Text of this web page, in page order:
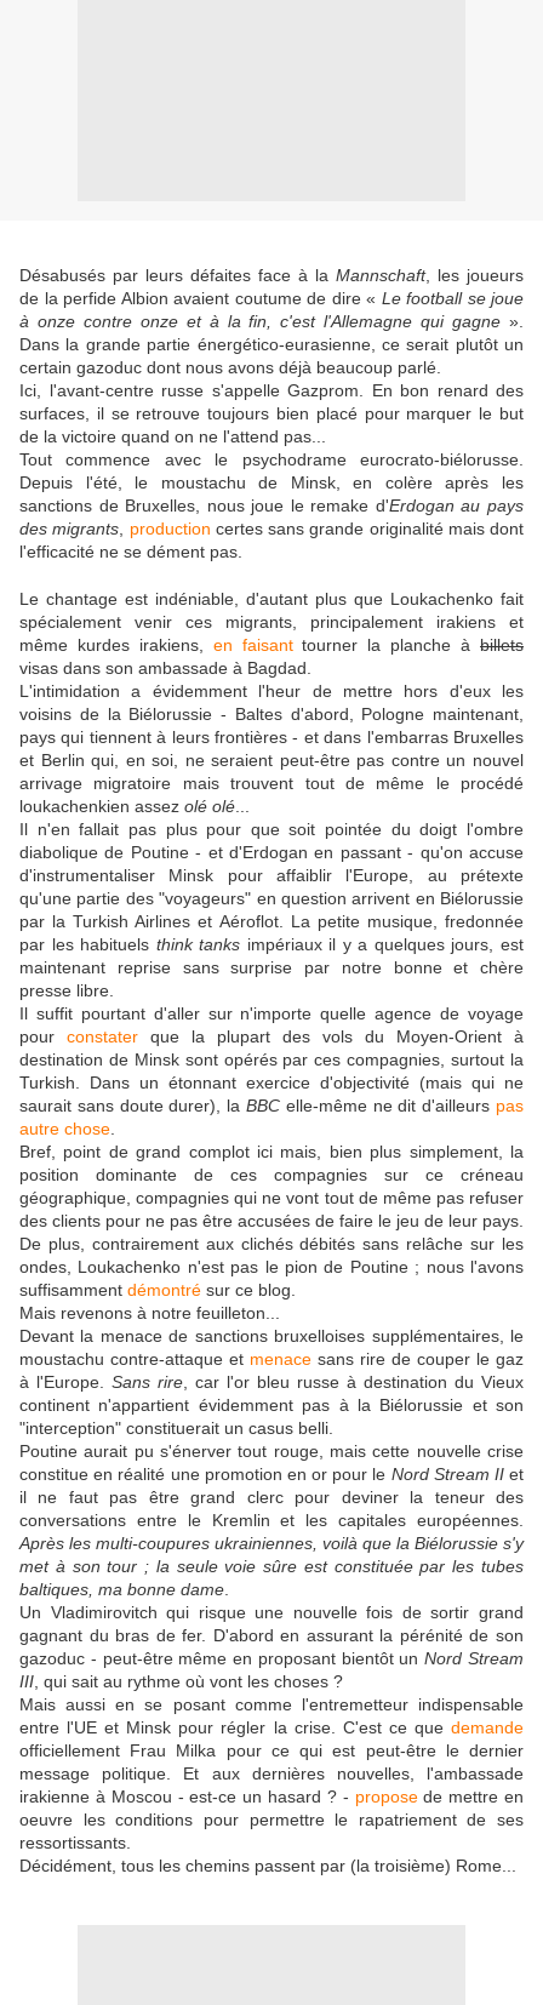
Désabusés par leurs défaites face à la Mannschaft, les joueurs
de la perfide Albion avaient coutume de dire « Le football se joue
à onze contre onze et à la fin, c'est l'Allemagne qui gagne ».
Dans la grande partie énergético-eurasienne, ce serait plutôt un
certain gazoduc dont nous avons déjà beaucoup parlé.
Ici, l'avant-centre russe s'appelle Gazprom. En bon renard des
surfaces, il se retrouve toujours bien placé pour marquer le but
de la victoire quand on ne l'attend pas...
Tout commence avec le psychodrame eurocrato-biélorusse.
Depuis l'été, le moustachu de Minsk, en colère après les
sanctions de Bruxelles, nous joue le remake d'Erdogan au pays
des migrants
production certes sans grande originalité mais dont
l'efficacité ne se dément pas.
Le chantage est indéniable, d'autant plus que Loukachenko fait
spécialement venir ces migrants, principalement irakiens et
même kurdes irakiens, en faisanttourner la planche àbillets
visas dans son ambassade à Bagdad.
L'intimidation a évidemment l'heur de mettre hors d'eux les
voisins de la Biélorussie - Baltes d'abord, Pologne maintenant,
pays qui tiennent à leurs frontières - et dans l'embarras Bruxelles
et Berlin qui, en soi, ne seraient peut-être pas contre un nouvel
arrivage migratoire mais trouvent tout de même le procédé
loukachenkien assez olé olé
Il n'en fallait pas plus pour que soit pointée du doigt l'ombre
diabolique de Poutine - et d'Erdogan en passant - qu'on accuse
d'instrumentaliser Minsk pour affaiblir l'Europe, au prétexte
qu'une partie des "voyageurs" en question arrivent en Biélorussie
par la Turkish Airlines et Aéroflot. La petite musique, fredonnée
par les habituels think tanks impériaux il y a quelques jours, est
maintenant reprise sans surprise par notre bonne et chère
presse libre.
Il suffit pourtant d'aller sur n'importe quelle agence de voyage
pour constater que la plupart des vols du Moyen-Orient à
destination de Minsk sont opérés par ces compagnies, surtout la
Turkish. Dans un étonnant exercice d'objectivité (mais qui ne
saurait sans doute durer), la BBC elle-même ne dit d'ailleurs pas
autre chose
Bref, point de grand complot ici mais, bien plus simplement, la
position dominante de ces compagnies sur ce créneau
géographique, compagnies qui ne vont tout de même pas refuser
des clients pour ne pas être accusées de faire le jeu de leur pays.
De plus, contrairement aux clichés débités sans relâche sur les
ondes, Loukachenko n'est pas le pion de Poutine ; nous l'avons
suffisamment démontré sur ce blog.
Mais revenons à notre feuilleton...
Devant la menace de sanctions bruxelloises supplémentaires, le
moustachu contre-attaque et menace sans rire de couper le gaz
à l'Europe. Sans rire , car l'or bleu russe à destination du Vieux
continent n'appartient évidemment pas à la Biélorussie et son
"interception" constituerait un casus belli.
Poutine aurait pu s'énerver tout rouge, mais cette nouvelle crise
constitue en réalité une promotion en or pour le Nord Stream IIet
il ne faut pas être grand clerc pour deviner la teneur des
conversations entre le Kremlin et les capitales européennes.
Après les multi-coupures ukrainiennes, voilà que la Biélorussie s'y
met à son tour ; la seule voie sûre est constituée par les tubes
baltiques, ma bonne dame
Un Vladimirovitch qui risque une nouvelle fois de sortir grand
gagnant du bras de fer. D'abord en assurant la pérénité de son
gazoduc - peut-être même en proposant bientôt unNord Stream
III , qui sait au rythme où vont les choses ?
Mais aussi en se posant comme l'entremetteur indispensable
entre l'UE et Minsk pour régler la crise. C'est ce que demande
officiellement Frau Milka pour ce qui est peut-être le dernier
message politique. Et aux dernières nouvelles, l'ambassade
irakienne à Moscou - est-ce un hasard ? - proposede mettre en
oeuvre les conditions pour permettre le rapatriement de ses
ressortissants.
Décidément, tous les chemins passent par (la troisième) Rome...